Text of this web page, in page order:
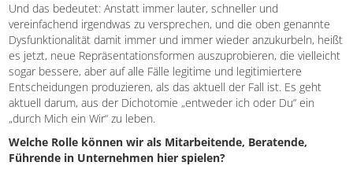
Und das bedeutet: Anstatt immer lauter, schneller und
vereinfachend irgendwas zu versprechen, und die oben genannte
Dysfunktionalität damit immer und immer wieder anzukurbeln, heißt
es jetzt, neue Repräsentationsformen auszuprobieren, die vielleicht
sogar bessere, aber auf alle Fälle legitime und legitimiertere
Entscheidungen produzieren, als das aktuell der Fall ist. Es geht
aktuell darum, aus der Dichotomie „entweder ich oder Du“ ein
„durch Mich ein Wir“ zu leben.
Welche Rolle können wir als Mitarbeitende, Beratende,
Führende in Unternehmen hier spielen?